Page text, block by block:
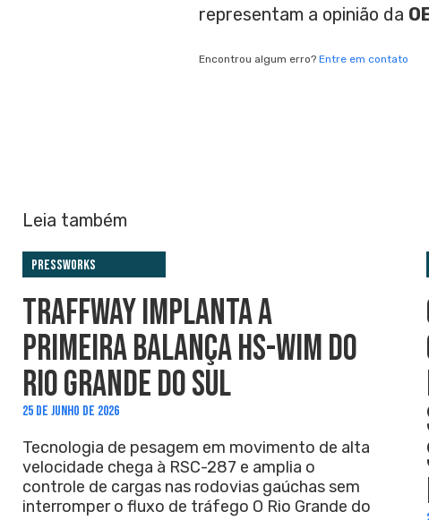
representam a opinião da
Encontrou algum erro? Entre em contato
Leia também
PressWorks
TRAFFWAY IMPLANTA A
PRIMEIRA BALANÇA HS-WIM DO
RIO GRANDE DO SUL
25 DE JUNHO DE 2026
Tecnologia de pesagem em movimento de alta
velocidade chega à RSC-287 e amplia o
controle de cargas nas rodovias gaúchas sem
interromper o fluxo de tráfego O Rio Grande do